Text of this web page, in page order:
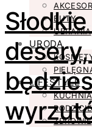
BUTY
UBRANIA
URODA
LIFESTYLE
KUCHNIA
ZDROWIE